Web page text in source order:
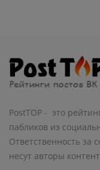
PostTOP - это
пабликов из
Ответственность за
несут авторы